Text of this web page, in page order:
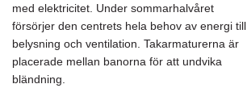
med elektricitet. Under sommarhalvåret
försörjer den centrets hela behov av energi till
belysning och ventilation. Takarmaturerna är
placerade mellan banorna för att undvika
bländning.